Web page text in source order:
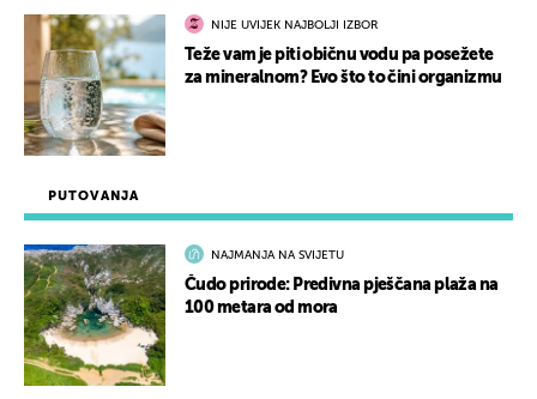
PUTOVANJA
NAJMANJA NA SVIJETU
Čudo prirode: Predivna pješčana plaža na
100 metara od mora
NIJE UVIJEK NAJBOLJI IZBOR
Teže vam je piti običnu vodu pa posežete
za mineralnom? Evo što to čini organizmu